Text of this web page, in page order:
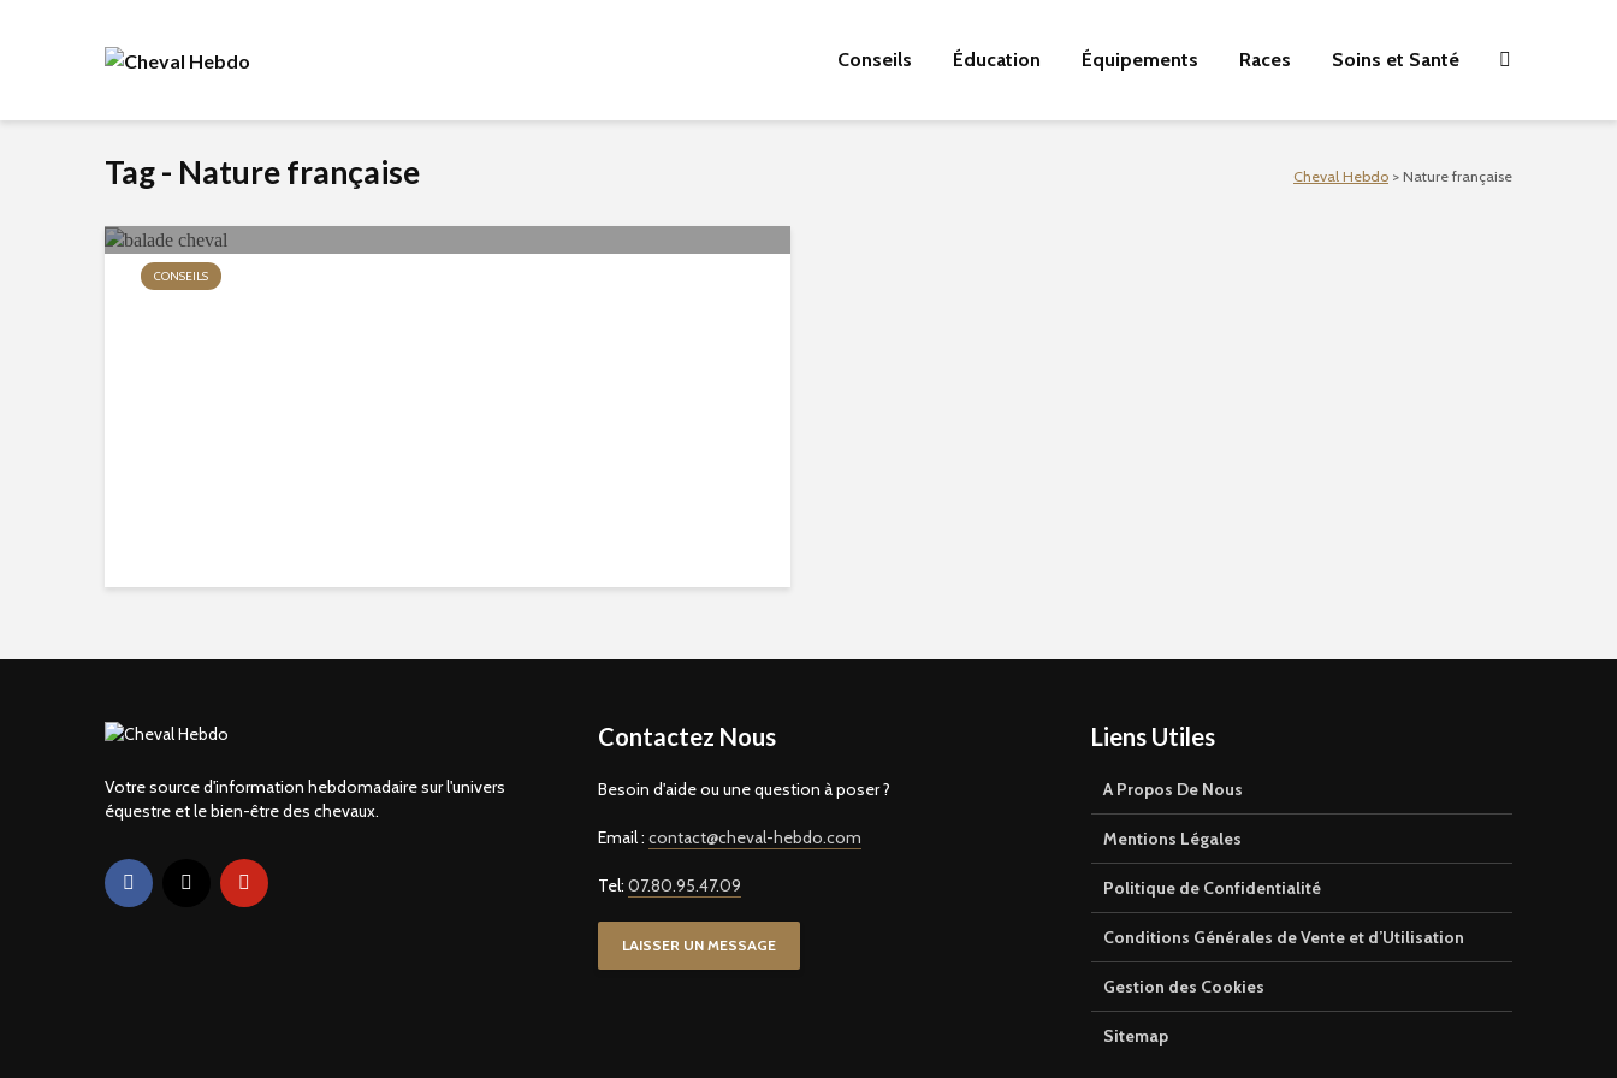
Conseils Éducation Équipements Races Soins et Santé
Tag - Nature française Cheval Hebdo > Nature française
CONSEILS
Votre source d'information hebdomadaire sur l'univers
équestre et le bien-être des chevaux.
Contactez Nous
Besoin d'aide ou une question à poser ?
Email : contact@cheval-hebdo.com
Tel: 07.80.95.47.09
LAISSER UN MESSAGE
Liens Utiles
A Propos De Nous
Mentions Légales
Politique de Confidentialité
Conditions Générales de Vente et d’Utilisation
Gestion des Cookies
Sitemap